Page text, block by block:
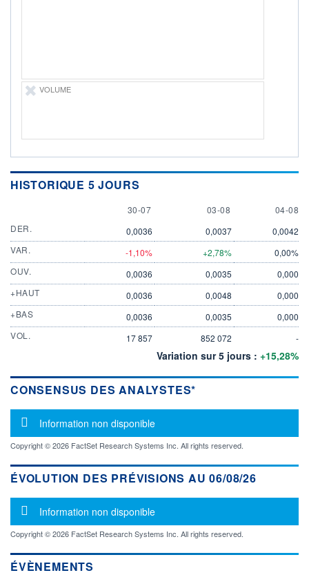
VOLUME
HISTORIQUE 5 JOURS
30 JULY
30-07 3 AUGUST
03-08 4
04-08
DER.
0,0036 0,0037
0,0042
VAR.
-1,10% +2,78%
0,00%
OUV.
0,0036 0,0035
0,000
+HAUT
0,0036 0,0048
0,000
+BAS
0,0036 0,0035
0,000
VOL.
17 857 852 072 -
Variation sur 5 jours : +15,28%
CONSENSUS DES ANALYSTES*
Message d'information
Information non disponible
Copyright © 2026 FactSet Research Systems Inc. All rights reserved.
ÉVOLUTION DES PRÉVISIONS AU 06/08/26
Message d'information
Information non disponible
Copyright © 2026 FactSet Research Systems Inc. All rights reserved.
ÉVÈNEMENTS